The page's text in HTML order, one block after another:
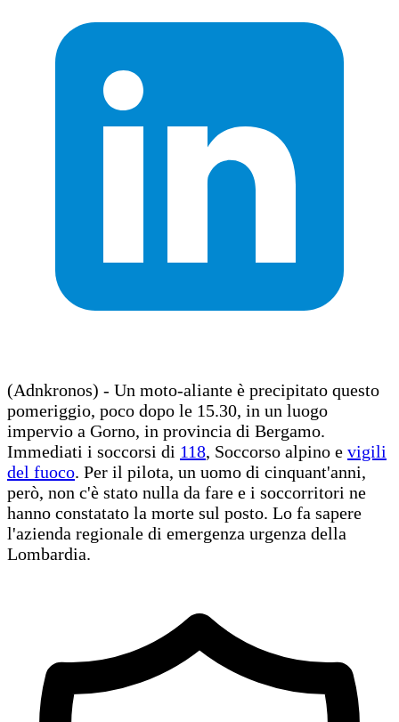
(Adnkronos) - Un moto-aliante è precipitato questo
pomeriggio, poco dopo le 15.30, in un luogo
impervio a Gorno, in provincia di Bergamo.
Immediati i soccorsi di 118, Soccorso alpino e vigili
del fuoco. Per il pilota, un uomo di cinquant'anni,
però, non c'è stato nulla da fare e i soccorritori ne
hanno constatato la morte sul posto. Lo fa sapere
l'azienda regionale di emergenza urgenza della
Lombardia.